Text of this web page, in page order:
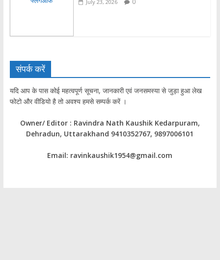
July 23, 2026 0
संपर्क करें
यदि आप के पास कोई महत्वपूर्ण सूचना, जानकारी एवं जनसमस्या से जुड़ा हुआ लेख
फोटो और वीडियो है तो अवश्य हमसे सम्पर्क करें ।
Owner/ Editor : Ravindra Nath Kaushik Kedarpuram,
Dehradun, Uttarakhand 9410352767, 9897006101
Email: ravinkaushik1954@gmail.com